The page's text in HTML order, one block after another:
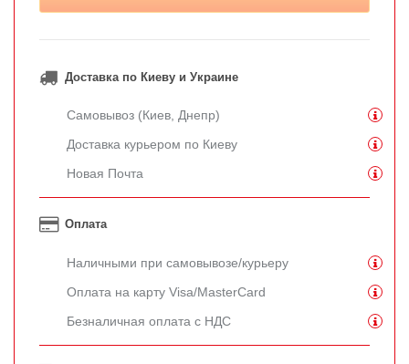
Доставка по Киеву и Украине
Самовывоз (Киев, Днепр)
Доставка курьером по Киеву
Новая Почта
Оплата
Наличными при самовывозе/курьеру
Оплата на карту Visa/MasterCard
Безналичная оплата с НДС